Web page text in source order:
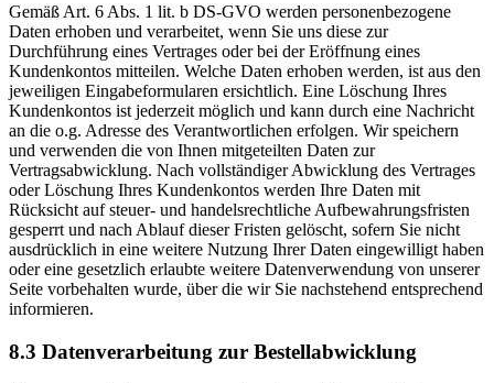
Gemäß Art. 6 Abs. 1 lit. b DS-GVO werden personenbezogene
Daten erhoben und verarbeitet, wenn Sie uns diese zur
Durchführung eines Vertrages oder bei der Eröffnung eines
Kundenkontos mitteilen. Welche Daten erhoben werden, ist aus den
jeweiligen Eingabeformularen ersichtlich. Eine Löschung Ihres
Kundenkontos ist jederzeit möglich und kann durch eine Nachricht
an die o.g. Adresse des Verantwortlichen erfolgen. Wir speichern
und verwenden die von Ihnen mitgeteilten Daten zur
Vertragsabwicklung. Nach vollständiger Abwicklung des Vertrages
oder Löschung Ihres Kundenkontos werden Ihre Daten mit
Rücksicht auf steuer- und handelsrechtliche Aufbewahrungsfristen
gesperrt und nach Ablauf dieser Fristen gelöscht, sofern Sie nicht
ausdrücklich in eine weitere Nutzung Ihrer Daten eingewilligt haben
oder eine gesetzlich erlaubte weitere Datenverwendung von unserer
Seite vorbehalten wurde, über die wir Sie nachstehend entsprechend
informieren.
8.3 Datenverarbeitung zur Bestellabwicklung